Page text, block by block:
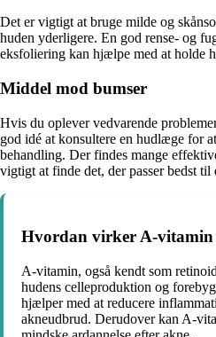
Det er vigtigt at bruge milde og
huden yderligere. En god rense- og
eksfoliering kan hjælpe med at holde
Middel mod bumser
Hvis du oplever vedvarende
god idé at konsultere en hudlæge for
behandling. Der findes mange
vigtigt at finde det, der passer bedst
Hvordan virker A-vitamin
A-vitamin, også kendt som
hudens celleproduktion og
hjælper med at reducere
akneudbrud. Derudover kan A-